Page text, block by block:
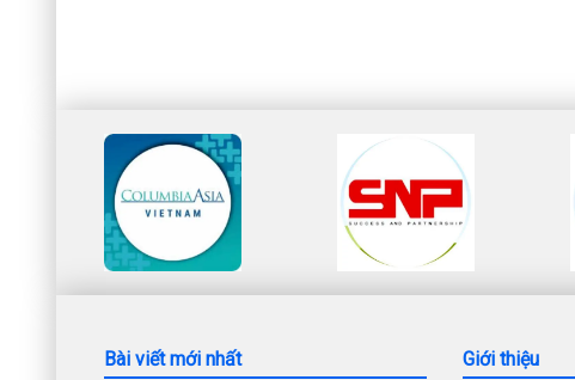
Bài viết mới nhất Giới thiệu